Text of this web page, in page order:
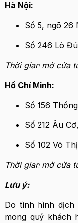
Hà Nội:
Số 5, ngõ 26
Số 246 Lò
Thời gian mở cửa
Hồ Chí Minh:
Số 156
Số 212 Âu
Số 102 Võ
Thời gian mở cửa
Lưu ý:
Do tình hình dịch
mong quý khách